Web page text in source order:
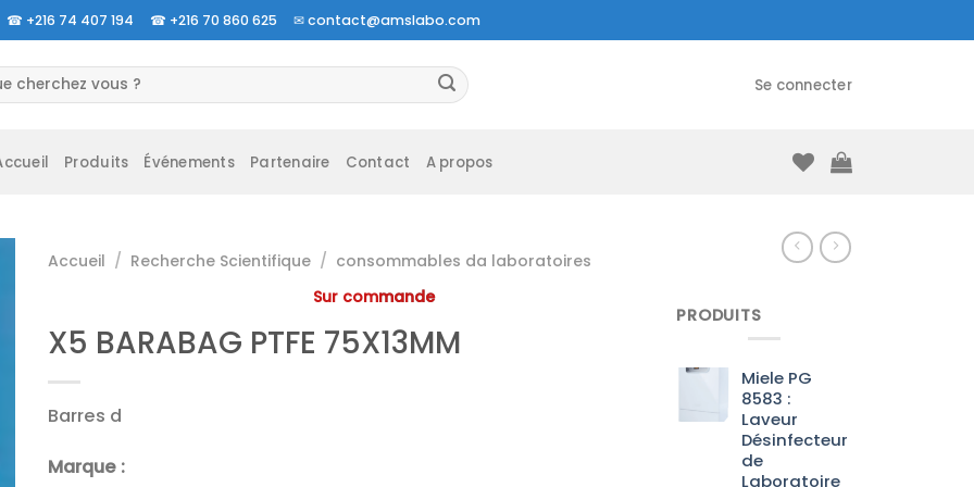
☎ +216 74 407 194 ☎ +216 70 860 625 ✉contact@amslabo.com
Se connecter
Produits Événements Partenaire Contact A propos
Accueil / Recherche Scientifique / consommables da laboratoires
Sur commande
X5 BARABAG PTFE 75X13MM
Barres d
Marque :
PRODUITS
Miele PG
8583 :
Laveur
Désinfecteur
de
Laboratoire